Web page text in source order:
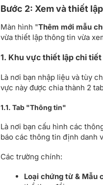
Bước 2: Xem và thiết
Màn hình "Thêm mới mẫu
vừa thiết lập thông tin vừa
1. Khu vực thiết lập chi
Là nơi bạn nhập liệu và tùy
vực này được chia thành 2
1.1. Tab "Thông tin"
Là nơi bạn cấu hình các
báo các thông tin định danh
Các trường chính:
Loại chứng từ & Mẫu